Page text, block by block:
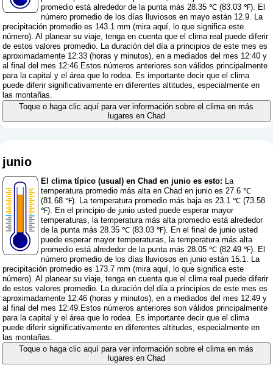
promedio está alrededor de la punta más 28.35 ℃ (83.03 ℉). El
número promedio de los días lluviosos en mayo están 12.9. La
precipitación promedio es 143.1 mm (mira aquí, lo que significa este
número). Al planear su viaje, tenga en cuenta que el clima real puede diferir
de estos valores promedio. La duración del día a principios de este mes es
aproximadamente 12:33 (horas y minutos), en a mediados del mes 12:40 y
al final del mes 12:46.Estos números anteriores son válidos principalmente
para la capital y el área que lo rodea. Es importante decir que el clima
puede diferir significativamente en diferentes altitudes, especialmente en
las montañas.
Toque o haga clic aquí para ver información sobre el clima en más
lugares en Chad
junio
El clima típico (usual) en Chad en junio es esto: La
temperatura promedio más alta en Chad en junio es 27.6 ℃
(81.68 ℉). La temperatura promedio más baja es 23.1 ℃ (73.58
℉). En el principio de junio usted puede esperar mayor
temperaturas, la temperatura más alta promedio está alrededor
de la punta más 28.35 ℃ (83.03 ℉). En el final de junio usted
puede esperar mayor temperaturas, la temperatura más alta
promedio está alrededor de la punta más 28.05 ℃ (82.49 ℉). El
número promedio de los días lluviosos en junio están 15.1. La
precipitación promedio es 173.7 mm (mira aquí, lo que significa este
número). Al planear su viaje, tenga en cuenta que el clima real puede diferir
de estos valores promedio. La duración del día a principios de este mes es
aproximadamente 12:46 (horas y minutos), en a mediados del mes 12:49 y
al final del mes 12:49.Estos números anteriores son válidos principalmente
para la capital y el área que lo rodea. Es importante decir que el clima
puede diferir significativamente en diferentes altitudes, especialmente en
las montañas.
Toque o haga clic aquí para ver información sobre el clima en más
lugares en Chad